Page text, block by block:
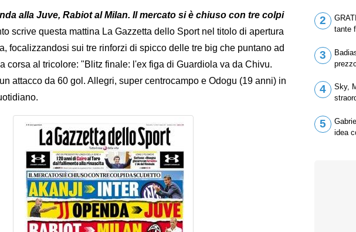
alla Juve, Rabiot al Milan. Il mercato si è chiuso con tre colpi
scrive questa mattina La Gazzetta dello Sport nel titolo di apertura
focalizzandosi sui tre rinforzi di spicco delle tre big che puntano ad
corsa al tricolore: "Blitz finale: l'ex figa di Guardiola va da Chivu.
attacco da 60 gol. Allegri, super centrocampo e Odogu (19 anni) in
2
tante
3
4
Sky,
5
idea